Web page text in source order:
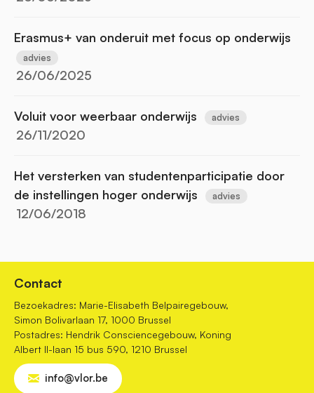
Erasmus+ van onderuit met focus op onderwijs
advies
26/06/2025
Voluit voor weerbaar onderwijs advies
26/11/2020
Het versterken van studentenparticipatie door
de instellingen hoger onderwijs
advies
12/06/2018
Contact
Bezoekadres: Marie-Elisabeth Belpairegebouw,
Simon Bolivarlaan 17, 1000 Brussel
Postadres: Hendrik Consciencegebouw, Koning
Albert II-laan 15 bus 590, 1210 Brussel
info@vlor.be